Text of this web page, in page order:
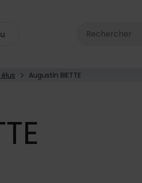
Rechercher
Augustin BIETTE